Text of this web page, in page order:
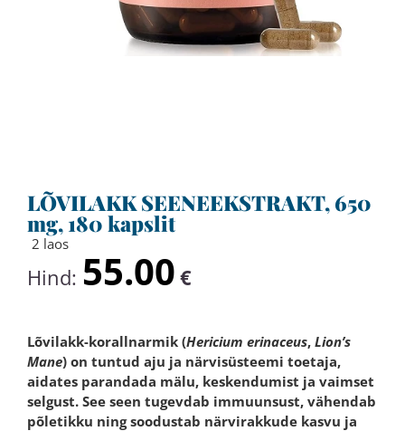
LÕVILAKK SEENEEKSTRAKT, 650
mg, 180 kapslit
2 laos
Hind: 55.00 €
Lõvilakk-korallnarmik (Hericium erinaceus, Lion’s
Mane) on tuntud aju ja närvisüsteemi toetaja,
aidates parandada mälu, keskendumist ja vaimset
selgust. See seen tugevdab immuunsust, vähendab
põletikku ning soodustab närvirakkude kasvu ja